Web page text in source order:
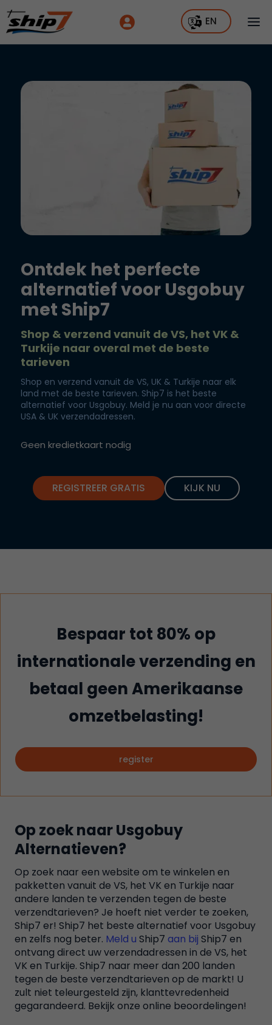
EN
Ontdek het perfecte
alternatief voor Usgobuy
met Ship7
Shop & verzend vanuit de VS, het VK &
Turkije naar overal met de beste
tarieven
Shop en verzend vanuit de VS, UK & Turkije naar elk
land met de beste tarieven. Ship7 is het beste
alternatief voor Usgobuy. Meld je nu aan voor directe
USA & UK verzendadressen.
Geen kredietkaart nodig
REGISTREER GRATIS KIJK NU
Bespaar tot 80% op
internationale verzending en
betaal geen Amerikaanse
omzetbelasting!
register
Op zoek naar Usgobuy
Alternatieven?
Op zoek naar een website om te winkelen en
pakketten vanuit de VS, het VK en Turkije naar
andere landen te verzenden tegen de beste
verzendtarieven? Je hoeft niet verder te zoeken,
Ship7 er! Ship7 het beste alternatief voor Usgobuy
en zelfs nog beter. Meld u Ship7 aan bij Ship7 en
ontvang direct uw verzendadressen in de VS, het
VK en Turkije. Ship7 naar meer dan 200 landen
tegen de beste verzendtarieven op de markt! U
zult niet teleurgesteld zijn, klanttevredenheid
gegarandeerd. Bekijk onze online beoordelingen!